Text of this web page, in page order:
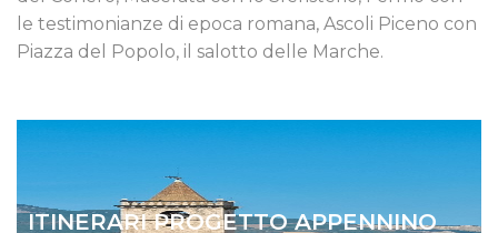
le testimonianze di epoca romana, Ascoli Piceno con
Piazza del Popolo, il salotto delle Marche.
ITINERARI PROGETTO APPENNINO